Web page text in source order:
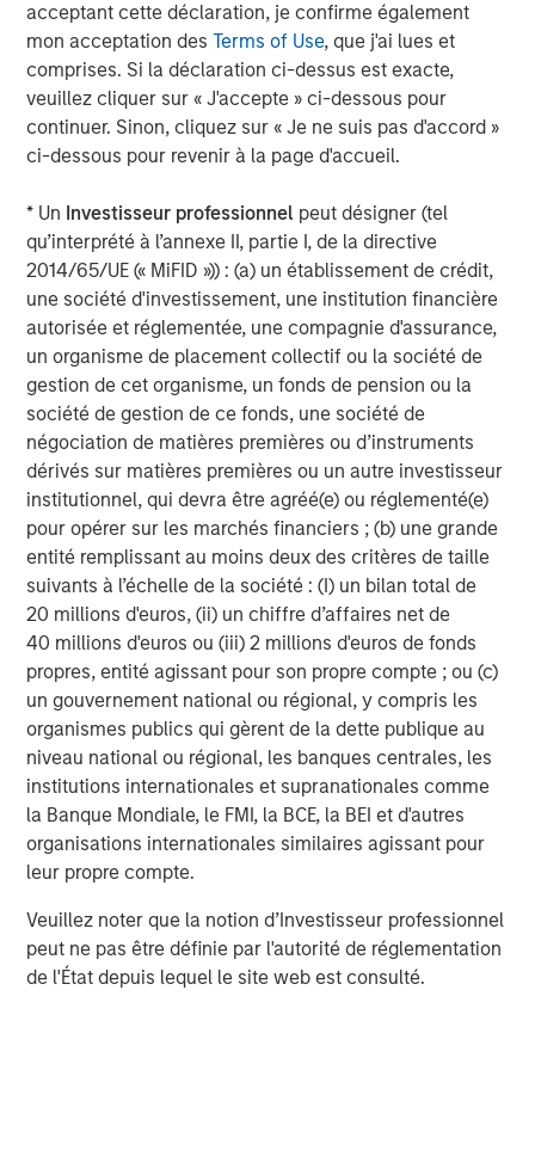
acceptant cette déclaration, je confirme également
mon acceptation desTerms of Use, que j'ai lues et
comprises. Si la déclaration ci-dessus est exacte,
veuillez cliquer sur « J'accepte » ci-dessous pour
continuer. Sinon, cliquez sur « Je ne suis pas d'accord »
ci-dessous pour revenir à la page d'accueil.
* Un Investisseur professionnel peut désigner (tel
qu’interprété à l’annexe II, partie I, de la directive
2014/65/UE (« MiFID »)) : (a) un établissement de crédit,
une société d'investissement, une institution financière
autorisée et réglementée, une compagnie d'assurance,
un organisme de placement collectif ou la société de
gestion de cet organisme, un fonds de pension ou la
société de gestion de ce fonds, une société de
négociation de matières premières ou d’instruments
dérivés sur matières premières ou un autre investisseur
institutionnel, qui devra être agréé(e) ou réglementé(e)
pour opérer sur les marchés financiers ; (b) une grande
entité remplissant au moins deux des critères de taille
suivants à l’échelle de la société : (I) un bilan total de
20 millions d'euros, (ii) un chiffre d’affaires net de
40 millions d'euros ou (iii) 2 millions d'euros de fonds
propres, entité agissant pour son propre compte ; ou (c)
un gouvernement national ou régional, y compris les
organismes publics qui gèrent de la dette publique au
niveau national ou régional, les banques centrales, les
institutions internationales et supranationales comme
la Banque Mondiale, le FMI, la BCE, la BEI et d'autres
organisations internationales similaires agissant pour
leur propre compte.
Veuillez noter que la notion d’Investisseur professionnel
peut ne pas être définie par l'autorité de réglementation
de l'État depuis lequel le site web est consulté.
ARTICLE
Real Estate Midyear Outlook:
Constructive Amid Fluid Backdrop
The current macroenvironment remains resilient
despite elevated volatility and divergence across
markets. As inflation and energy prices keep
central banks hawkish, real estate continues to
offer attractive relative value, supported by a
25% repricing, durable income streams, and
constrained supply. In this environment,
diversified portfolios and selective asset-level
investing remain critical.
7 AOÛT 2026
Risk Considerations
Diversificationdoes not eliminate the risk of loss. There is no
assurance that the Strategy will achieve its investment
possibility that the market values of securities owned by the
portfolio will decline and that the value of portfolio shares may
therefore be less than what you paid for them. Market values
can change daily due to economic and other events (e.g. natural